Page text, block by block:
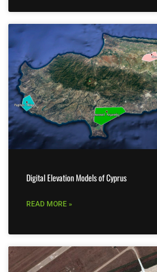
Digital Elevation Models of Cyprus
READ MORE »